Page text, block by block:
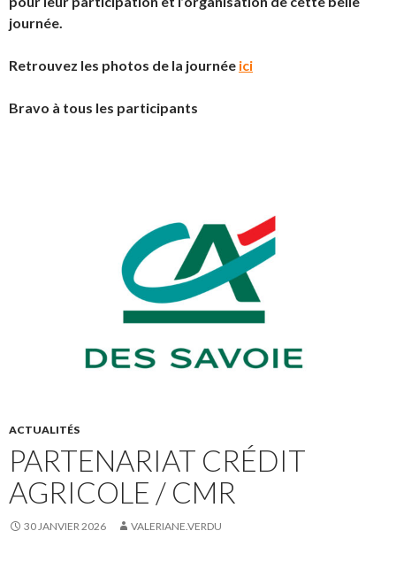
journée.
Retrouvez les photos de la journée ici
Bravo à tous les participants
ACTUALITÉS
PARTENARIAT CRÉDIT
AGRICOLE / CMR
30 JANVIER 2026 VALERIANE.VERDU